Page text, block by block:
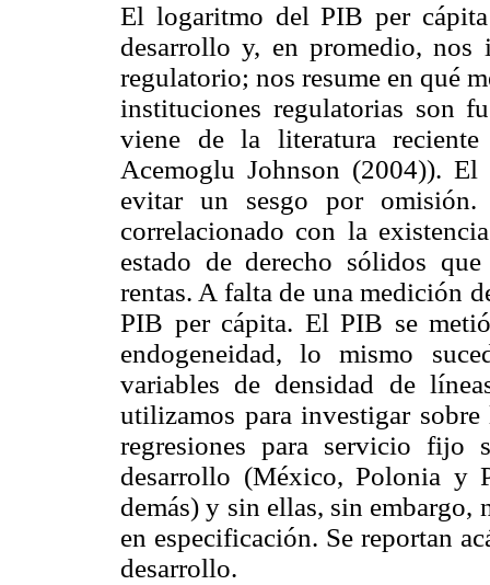
El logaritmo del PIB per
desarrollo y, en promedio,
regulatorio; nos resume en qué
instituciones regulatorias son
viene de la literatura
Acemoglu Johnson (2004)).
evitar un sesgo por
correlacionado con la
estado de derecho sólidos
rentas. A falta de una medición
PIB per cápita. El PIB se
endogeneidad, lo mismo
variables de densidad de
utilizamos para investigar sobre
regresiones para servicio
desarrollo (México, Polonia
demás) y sin ellas, sin embargo,
en especificación. Se reportan
desarrollo.